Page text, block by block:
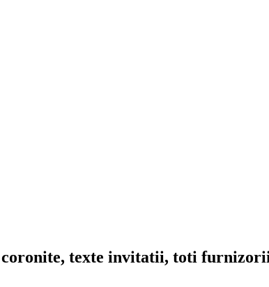
coronite, texte invitatii, toti